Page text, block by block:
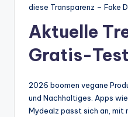
diese Transparenz – Fake
Aktuelle
Gratis-
2026 boomen vegane
und Nachhaltiges. Apps
Mydealz passt sich an, mit